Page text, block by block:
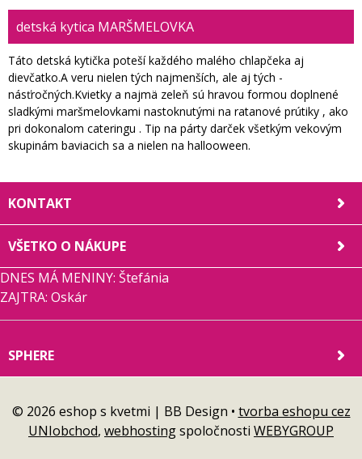
detská kytica MARŠMELOVKA
Táto detská kytička poteší každého malého chlapčeka aj
dievčatko.A veru nielen tých najmenších, ale aj tých -
násťročných.Kvietky a najmä zeleň sú hravou formou doplnené
sladkými maršmelovkami nastoknutými na ratanové prútiky , ako
pri dokonalom cateringu . Tip na párty darček všetkým vekovým
skupinám baviacich sa a nielen na hallooween.
KONTAKT
VŠETKO O NÁKUPE
DNES MÁ MENINY: Štefánia
ZAJTRA: Oskár
SPHERE
© 2026 eshop s kvetmi | BB Design • tvorba eshopu cez
UNIobchod, webhostingspoločnosti WEBYGROUP